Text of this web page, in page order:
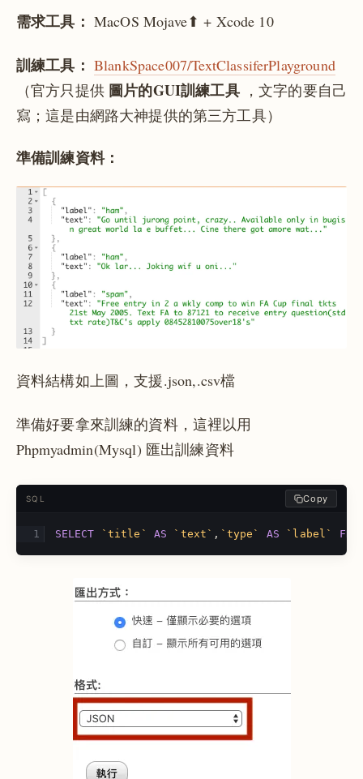
需求工具： MacOS Mojave⬆ + Xcode 10
訓練工具： BlankSpace007/TextClassiferPlayground
（官方只提供 圖片的GUI訓練工具，文字的要自己
寫；這是由網路大神提供的第三方工具）
準備訓練資料：
資料結構如上圖，支援.json,.csv檔
準備好要拿來訓練的資料，這裡以用
Phpmyadmin(Mysql) 匯出訓練資料
SQL Copy
SELECT `title` AS `text` , `type` AS `label`